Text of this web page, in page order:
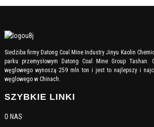
Siedziba firmy Datong Coal Mine Industry Jinyu Kaolin
parku przemysłowym Datong Coal Mine Group Tashan.
węglowego wynoszą 259 mln ton i jest to najlepszy i
węglowego w Chinach.
SZYBKIE LINKI
O NAS